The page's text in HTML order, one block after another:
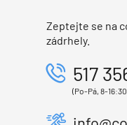
Zeptejte se na
zádrhely.
517
(Po-Pá, 8-